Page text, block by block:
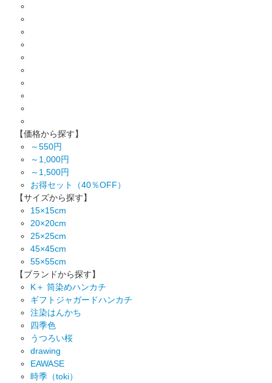
【価格から探す】
～550円
～1,000円
～1,500円
お得セット（40％OFF）
【サイズから探す】
15×15cm
20×20cm
25×25cm
45×45cm
55×55cm
【ブランドから探す】
K＋ 筒染めハンカチ
ギフトジャガードハンカチ
注染はんかち
四季色
うつろい桜
drawing
EAWASE
時季（toki）